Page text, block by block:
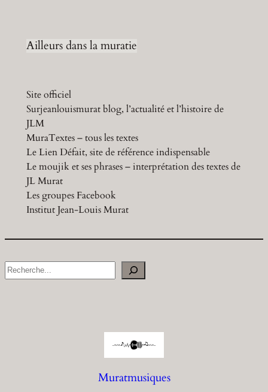
Ailleurs dans la muratie
Site officiel
Surjeanlouismurat blog, l’actualité et l’histoire de
JLM
MuraTextes – tous les textes
Le Lien Défait, site de référence indispensable
Le moujik et ses phrases – interprétation des textes de
JL Murat
Les groupes Facebook
Institut Jean-Louis Murat
S
Muratmusiques